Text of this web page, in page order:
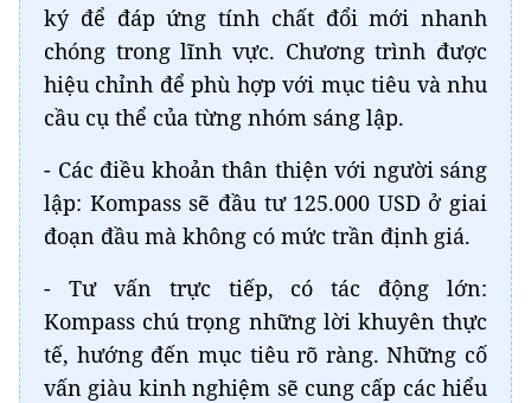
ký để đáp ứng tính chất đổi mới nhanh
chóng trong lĩnh vực. Chương trình được
hiệu chỉnh để phù hợp với mục tiêu và nhu
cầu cụ thể của từng nhóm sáng lập.
- Các điều khoản thân thiện với người sáng
lập: Kompass sẽ đầu tư 125.000 USD ở giai
đoạn đầu mà không có mức trần định giá.
- Tư vấn trực tiếp, có tác động lớn:
Kompass chú trọng những lời khuyên thực
tế, hướng đến mục tiêu rõ ràng. Những cố
vấn giàu kinh nghiệm sẽ cung cấp các hiểu